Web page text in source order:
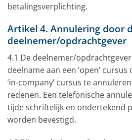
betalingsverplichting.
Artikel 4. Annulering door
deelnemer/opdrachtgever
4.1 De deelnemer/
deelname aan een ‘open’
‘in-company’ cursus te
redenen. Een telefonische
tijde schriftelijk en ondertekend
worden bevestigd.